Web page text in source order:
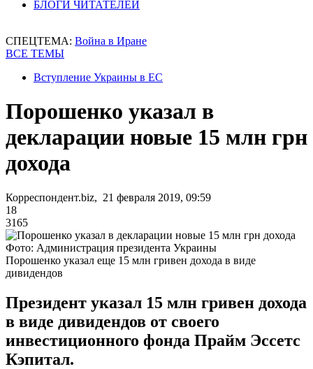
БЛОГИ ЧИТАТЕЛЕЙ
СПЕЦТЕМА: Война в Иране
ВСЕ ТЕМЫ
Вступление Украины в ЕС
Порошенко указал в
декларации новые 15 млн грн
дохода
Корреспондент.biz, 21 февраля 2019, 09:59
18
3165
Фото: Администрация президента Украины
Порошенко указал еще 15 млн гривен дохода в виде
дивидендов
Президент указал 15 млн гривен дохода
в виде дивидендов от своего
инвестиционного фонда Прайм Эссетс
Кэпитал.